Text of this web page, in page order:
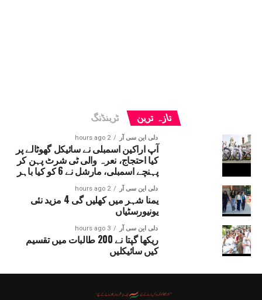
تازہ ترین ٹرینڈنگ
دلی این سی آر 2 hours ago
آپ اراکین اسمبلی نے سائیکل گھوٹالے پر
کیا احتجاج، نعرہ والی ٹی شرٹ پہن کر
پہنچے اسمبلی، مارشل نے 6 کو کیا باہر
دلی این سی آر 2 hours ago
یمنا شہر میں کھلیں گی 4 مزید نئی
یونیورسٹیاں
دلی این سی آر 3 hours ago
ریکھا گپتا نے 200 طالبات میں تقسیم
کیں سائیکلیں